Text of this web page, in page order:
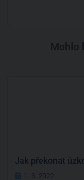
Mohlo
Jak překonat
1. 3. 2022